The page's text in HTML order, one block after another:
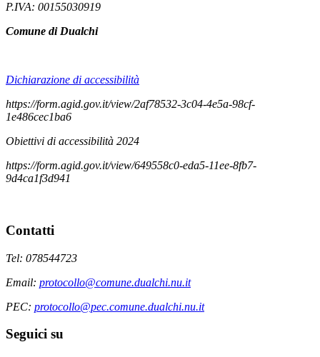
P.IVA: 00155030919
Comune di Dualchi
Dichiarazione di accessibilità
https://form.agid.gov.it/view/2af78532-3c04-4e5a-98cf-
1e486cec1ba6
Obiettivi di accessibilità 2024
https://form.agid.gov.it/view/649558c0-eda5-11ee-8fb7-
9d4ca1f3d941
Contatti
Tel: 078544723
Email: protocollo@comune.dualchi.nu.it
PEC: protocollo@pec.comune.dualchi.nu.it
Seguici su